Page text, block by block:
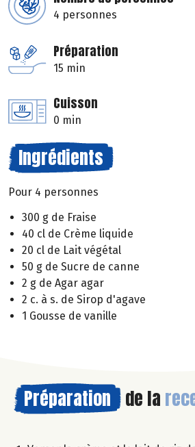
4 personnes
Préparation
15 min
Cuisson
0 min
Ingrédients
Pour 4 personnes
300 g de Fraise
40 cl de Crème liquide
20 cl de Lait végétal
50 g de Sucre de canne
2 g de Agar agar
2 c. à s. de Sirop d'agave
1 Gousse de vanille
Préparation de la